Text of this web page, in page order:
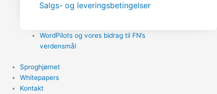
Salgs- og leveringsbetingelser
WordPilots og vores bidrag til FN’s
verdensmål
Sproghjørnet
Whitepapers
Kontakt